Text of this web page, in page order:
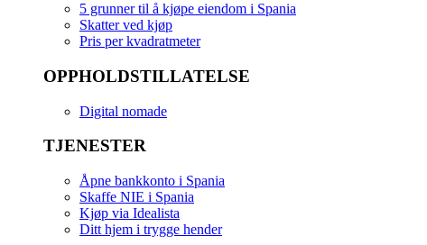
5 grunner til å kjøpe eiendom i Spania
Skatter ved kjøp
Pris per kvadratmeter
OPPHOLDSTILLATELSE
Digital nomade
TJENESTER
Åpne bankkonto i Spania
Skaffe NIE i Spania
Kjøp via Idealista
Ditt hjem i trygge hender